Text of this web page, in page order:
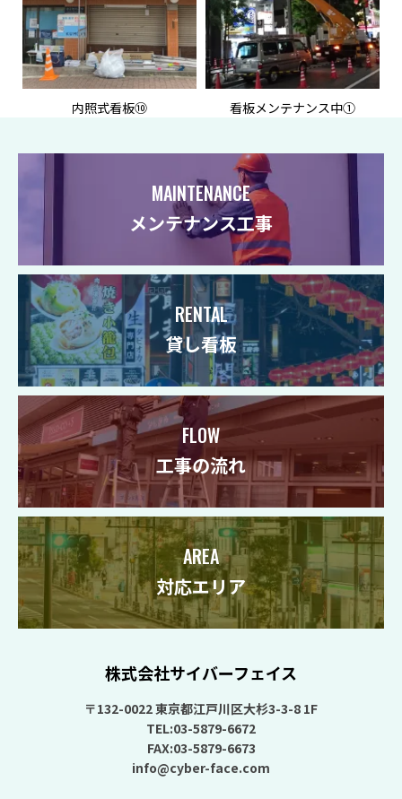
内照式看板⑩ 看板メンテナンス中①
MAINTENANCE
メンテナンス工事
RENTAL
貸し看板
FLOW
工事の流れ
AREA
対応エリア
株式会社サイバーフェイス
〒132-0022 東京都江戸川区大杉3-3-8 1F
TEL:03-5879-6672
FAX:03-5879-6673
info@cyber-face.com